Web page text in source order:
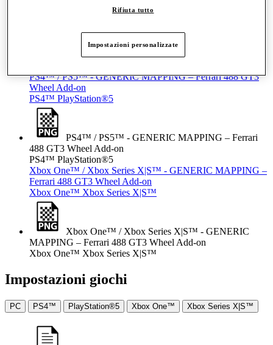
PC - GENERIC MAPPING – Ferrari 488 GT3
Wheel Add-on
PS4™ / PS5™ - GENERIC MAPPING – Ferrari 488 GT3
Wheel Add-on
PS4™ PlayStation®5
PS4™ / PS5™ - GENERIC MAPPING – Ferrari
488 GT3 Wheel Add-on
PS4™ PlayStation®5
Xbox One™ / Xbox Series X|S™ - GENERIC MAPPING –
Ferrari 488 GT3 Wheel Add-on
Xbox One™ Xbox Series X|S™
Xbox One™ / Xbox Series X|S™ - GENERIC
MAPPING – Ferrari 488 GT3 Wheel Add-on
Xbox One™ Xbox Series X|S™
Impostazioni giochi
PC PS4™ PlayStation®5 Xbox One™ Xbox Series X|S™
Rifiuta tutto
Impostazioni personalizzate